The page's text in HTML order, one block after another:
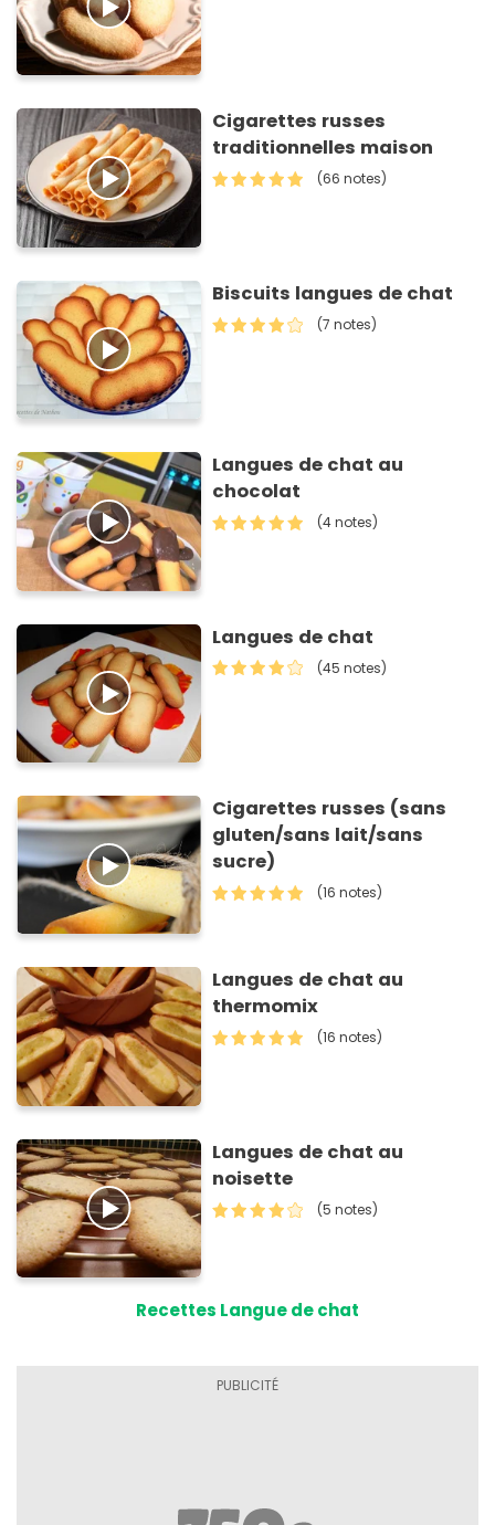
Cigarettes russes
traditionnelles maison
(66 notes)
Biscuits langues de chat
(7 notes)
Langues de chat au
chocolat
(4 notes)
Langues de chat
(45 notes)
Cigarettes russes (sans
gluten/sans lait/sans
sucre)
(16 notes)
Langues de chat au
thermomix
(16 notes)
Langues de chat au
noisette
(5 notes)
Recettes Langue de chat